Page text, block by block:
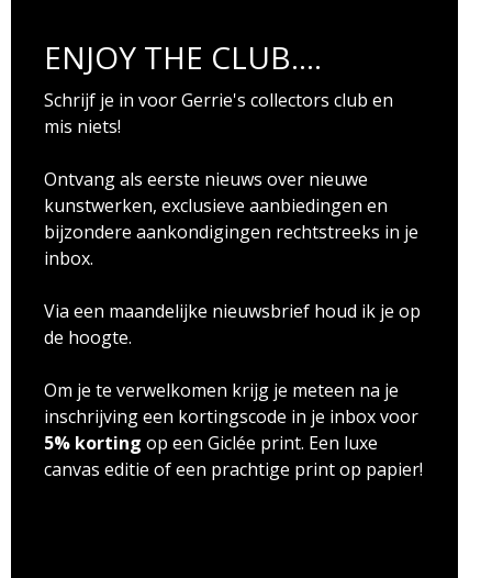
ENJOY THE CLUB....
Schrijf je in voor Gerrie's collectors club en
mis niets!
Ontvang als eerste nieuws over nieuwe
kunstwerken, exclusieve aanbiedingen en
bijzondere aankondigingen rechtstreeks in je
inbox.
Via een maandelijke nieuwsbrief houd ik je op
de hoogte.
Om je te verwelkomen krijg je meteen na je
inschrijving een kortingscode in je inbox voor
5% korting op een Giclée print. Een luxe
canvas editie of een prachtige print op papier!